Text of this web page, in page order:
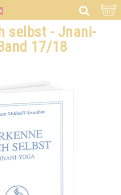
selbst - Jnani-
17/18